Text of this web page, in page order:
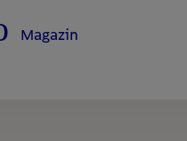
Magazin